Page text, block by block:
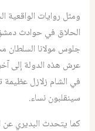
ومثل روايات الواقعية
الحلاق في حوادث
جلوس مولانا السلطان
عرش هذه الدولة إلى
في الشام زلازل عظيمة
سينقلبون نساء.
كما يتحدث البديري عن